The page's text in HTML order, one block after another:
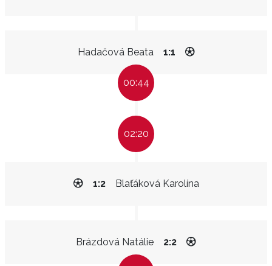
Hadačová Beata 1:1
00:44
02:20
Blaťáková Karolína
1:2
Brázdová Natálie 2:2